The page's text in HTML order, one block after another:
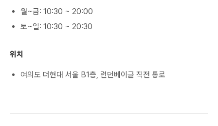
월~금: 10:30 ~ 20:00
토~일: 10:30 ~ 20:30
위치
여의도 더현대 서울 B1층, 런던베이글 직전 통로